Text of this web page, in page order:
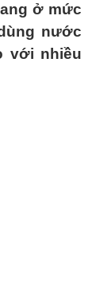
ở mức
nước
với nhiều